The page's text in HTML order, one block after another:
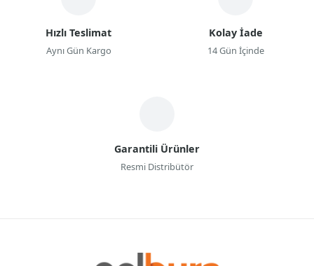
Hızlı Teslimat
Aynı Gün Kargo
Kolay İade
14 Gün İçinde
Garantili Ürünler
Resmi Distribütör